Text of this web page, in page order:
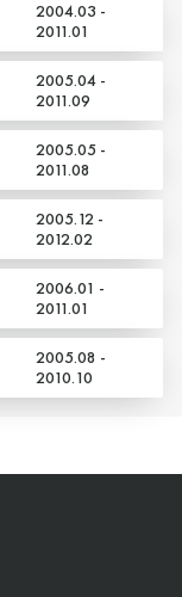
2004.03 -
2011.01
2005.04 -
2011.09
2005.05 -
2011.08
2005.12 -
2012.02
2006.01 -
2011.01
2005.08 -
2010.10